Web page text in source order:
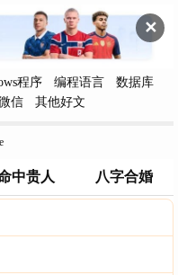
✕
程序 编程语言
数据库
信 其他好文
中贵人 八字合婚